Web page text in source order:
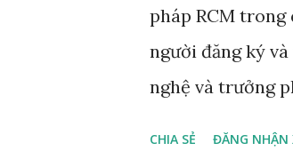
pháp RCM
người đăng ký
nghệ và trưởng
CHIA SẺ ĐĂNG NHẬN